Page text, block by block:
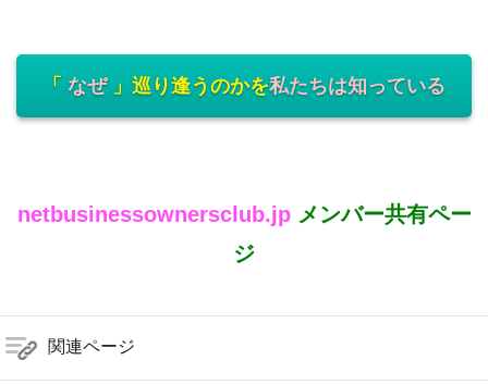
「 なぜ」巡り逢うのかを私たちは知っている
netbusinessownersclub.jp メンバー共有ペー
ジ
関連ページ